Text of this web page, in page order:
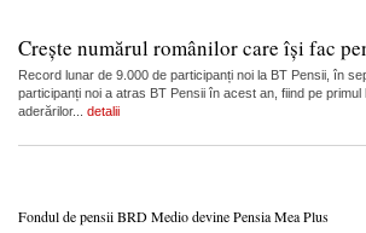
Crește numărul românilor care își fac
Record lunar de 9.000 de participanți noi la BT Pensii, în
participanți noi a atras BT Pensii în acest an, fiind pe
aderărilor... detalii
Fondul de pensii BRD Medio devine Pensia Mea Plus